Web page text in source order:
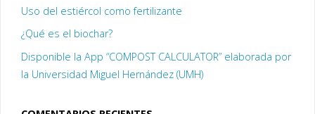
Uso del estiércol como fertilizante
¿Qué es el biochar?
Disponible la App “COMPOST CALCULATOR” elaborada por
la Universidad Miguel Hernández (UMH)